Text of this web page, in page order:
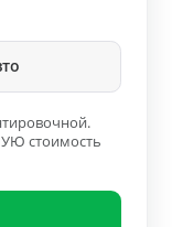
стоимость